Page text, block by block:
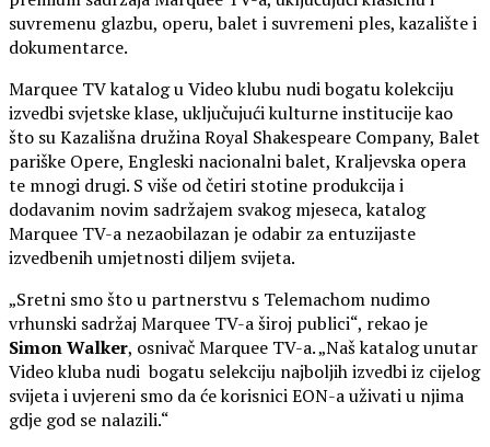
suvremenu glazbu, operu, balet i suvremeni ples, kazalište i
dokumentarce.
Marquee TV katalog u Video klubu nudi bogatu kolekciju
izvedbi svjetske klase, uključujući kulturne institucije kao
što su Kazališna družina Royal Shakespeare Company, Balet
pariške Opere, Engleski nacionalni balet, Kraljevska opera
te mnogi drugi. S više od četiri stotine produkcija i
dodavanim novim sadržajem svakog mjeseca, katalog
Marquee TV-a nezaobilazan je odabir za entuzijaste
izvedbenih umjetnosti diljem svijeta.
„Sretni smo što u partnerstvu s Telemachom nudimo
vrhunski sadržaj Marquee TV-a široj publici“, rekao je
Simon Walker, osnivač Marquee TV-a. „Naš katalog unutar
Video kluba nudi bogatu selekciju najboljih izvedbi iz cijelog
svijeta i uvjereni smo da će korisnici EON-a uživati u njima
gdje god se nalazili.“